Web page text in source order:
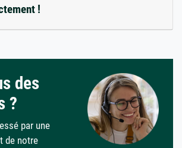
!
des
?
par une
de notre